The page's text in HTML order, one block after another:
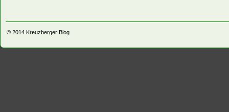
© 2014 Kreuzberger Blog